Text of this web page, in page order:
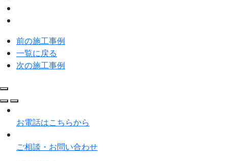
前の施工事例
一覧に戻る
次の施工事例
お電話はこちらから
ご相談・お問い合わせ